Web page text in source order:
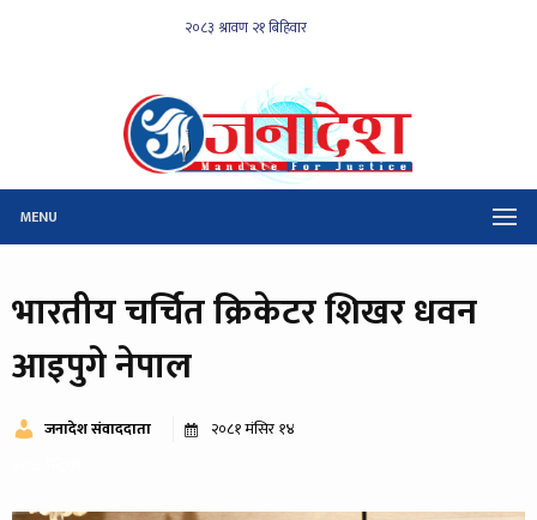
MENU
भारतीय चर्चित क्रिकेटर शिखर धवन
आइपुगे नेपाल
जनादेश संवाददाता २०८१ मंसिर १४